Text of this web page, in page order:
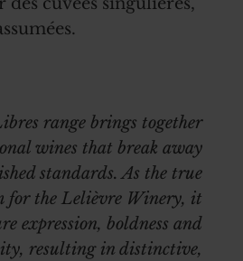
range brings together
wines that break away
standards. As the true
for the Lelièvre Winery, it
expression, boldness and
resulting in distinctive,